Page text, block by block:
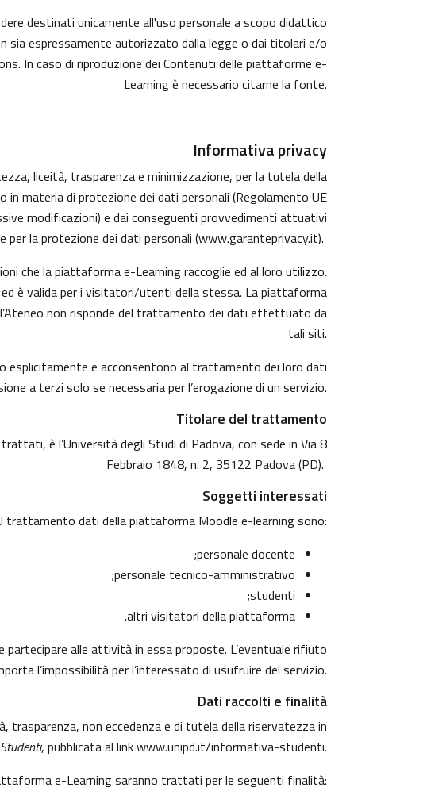
destinati unicamente all'uso personale a scopo didattico
sia espressamente autorizzato dalla legge o dai titolari e/o
In caso di riproduzione dei Contenuti delle piattaforme e-
Learning è necessario citarne la fonte.
Informativa privacy
liceità, trasparenza e minimizzazione, per la tutela della
materia di protezione dei dati personali (Regolamento UE
modificazioni) e dai conseguenti provvedimenti attuativi
la protezione dei dati personali (www.garanteprivacy.it).
che la piattaforma e-Learning raccoglie ed al loro utilizzo.
è valida per i visitatori/utenti della stessa. La piattaforma
non risponde del trattamento dei dati effettuato da
tali siti.
esplicitamente e acconsentono al trattamento dei loro dati
a terzi solo se necessaria per l’erogazione di un servizio.
Titolare del trattamento
è l’Università degli Studi di Padova, con sede in Via 8
Febbraio 1848, n. 2, 35122 Padova (PD).
Soggetti interessati
dati della piattaforma Moodle e-learning sono:
personale docente;
personale tecnico-amministrativo;
studenti;
altri visitatori della piattaforma.
alle attività in essa proposte. L’eventuale rifiuto
l’impossibilità per l’interessato di usufruire del servizio.
Dati raccolti e finalità
non eccedenza e di tutela della riservatezza in
, pubblicata al linkwww.unipd.it/informativa-studenti.
e-Learning saranno trattati per le seguenti finalità: